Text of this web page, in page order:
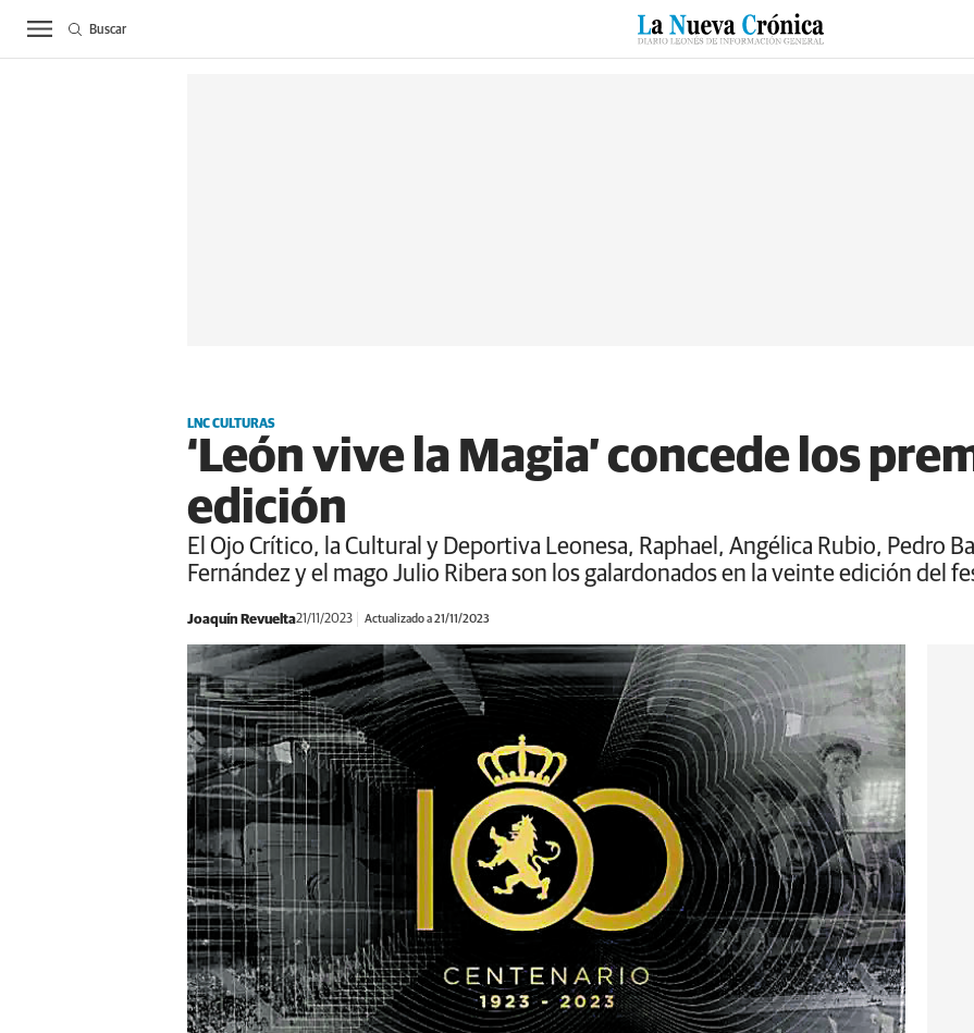
ACTUALIDAD BIERZO SUCESOS CULTURAS ESPECIALES DEPORTES
Buscar
LNC CULTURAS
‘León vive la Magia’ concede los
edición
El Ojo Crítico, la Cultural y Deportiva Leonesa, Raphael, Angélica Rubio, Pedro
Fernández y el mago Julio Ribera son los galardonados en la veinte edición del
Joaquín Revuelta21/11/2023 Actualizado a 21/11/2023